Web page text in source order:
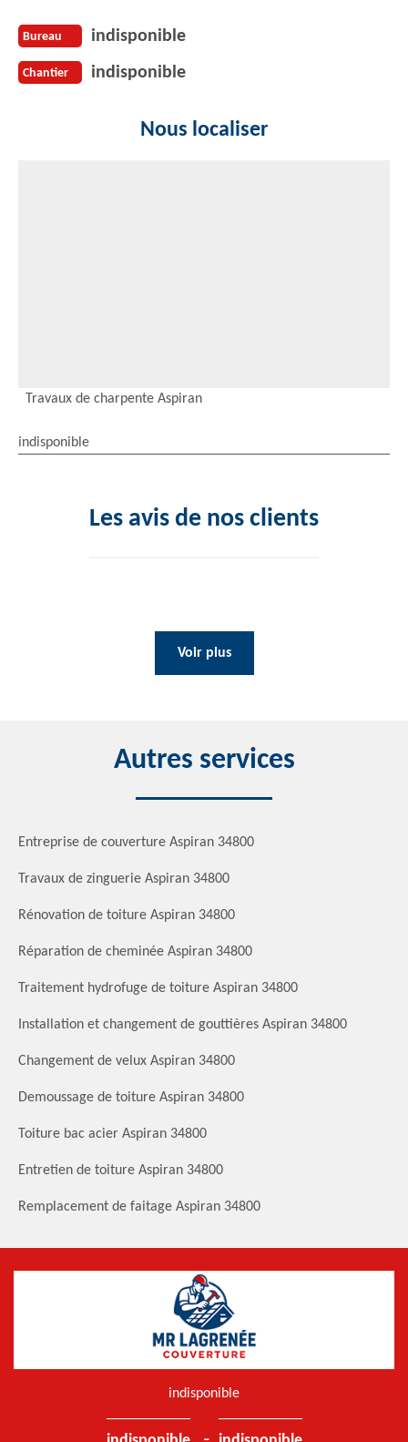
Bureau indisponible
Chantier indisponible
Nous localiser
Travaux de charpente Aspiran
indisponible
Les avis de nos clients
Voir plus
Autres services
Entreprise de couverture Aspiran 34800
Travaux de zinguerie Aspiran 34800
Rénovation de toiture Aspiran 34800
Réparation de cheminée Aspiran 34800
Traitement hydrofuge de toiture Aspiran 34800
Installation et changement de gouttières Aspiran 34800
Changement de velux Aspiran 34800
Demoussage de toiture Aspiran 34800
Toiture bac acier Aspiran 34800
Entretien de toiture Aspiran 34800
Remplacement de faitage Aspiran 34800
indisponible